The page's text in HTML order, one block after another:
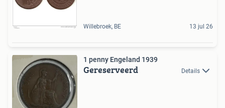
Willebroek, BE 13 jul 26
1 penny Engeland 1939
Gereserveerd Details